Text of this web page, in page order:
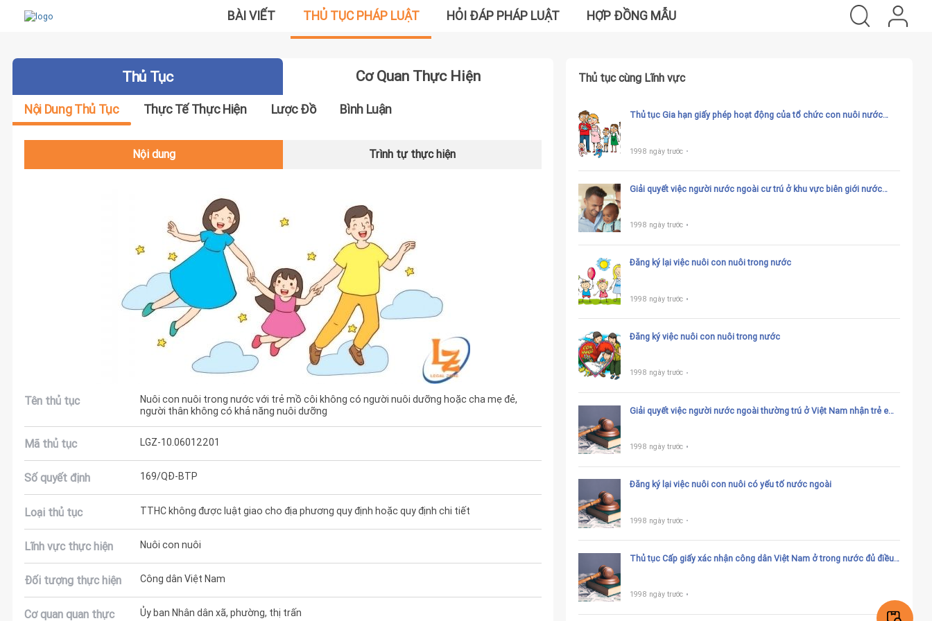
BÀI VIẾT THỦ TỤC PHÁP LUẬT HỎI ĐÁP PHÁP LUẬT HỢP ĐỒNG MẪU
Thủ Tục Cơ Quan Thực Hiện
Nội Dung Thủ Tục Thực Tế Thực Hiện Lược Đồ Bình Luận
Nội dung Trình tự thực hiện
Tên thủ tục
Nuôi con nuôi trong nước với trẻ mồ côi không có người nuôi dưỡng hoặc cha mẹ đẻ,
người thân không có khả năng nuôi dưỡng
Mã thủ tục LGZ-10.06012201
Số quyết định 169/QĐ-BTP
Loại thủ tục TTHC không được luật giao cho địa phương quy định hoặc quy định chi tiết
Lĩnh vực thực hiện Nuôi con nuôi
Đối tượng thực hiện Công dân Việt Nam
Cơ quan quan thực Ủy ban Nhân dân xã, phường, thị trấn
Thủ tục cùng Lĩnh vực
Thủ tục Gia hạn giấy phép hoạt động của tổ chức con nuôi nước
1998 ngày trước
Giải quyết việc người nước ngoài cư trú ở khu vực biên giới nước
1998 ngày trước
Đăng ký lại việc nuôi con nuôi trong nước
1998 ngày trước
Đăng ký việc nuôi con nuôi trong nước
1998 ngày trước
Giải quyết việc người nước ngoài thường trú ở Việt Nam nhận trẻ em
1998 ngày trước
Đăng ký lại việc nuôi con nuôi có yếu tố nước ngoài
1998 ngày trước
Thủ tục Cấp giấy xác nhận công dân Việt Nam ở trong nước đủ điều
1998 ngày trước